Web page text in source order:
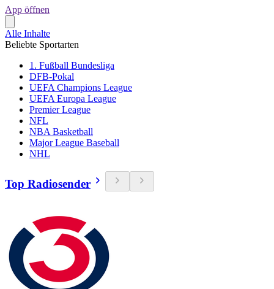
App öffnen
Alle Inhalte
Beliebte Sportarten
1. Fußball Bundesliga
DFB-Pokal
UEFA Champions League
UEFA Europa League
Premier League
NFL
NBA Basketball
Major League Baseball
NHL
Top Radiosender